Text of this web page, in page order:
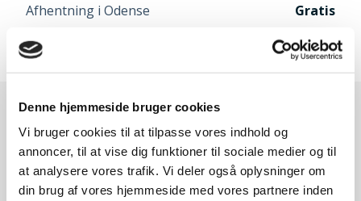
Denne hjemmeside bruger cookies
Vi bruger cookies til at tilpasse vores indhold og
annoncer, til at vise dig funktioner til sociale medier og til
at analysere vores trafik. Vi deler også oplysninger om
din brug af vores hjemmeside med vores partnere inden
Afhentning i Odense
Gratis
Speditør vælges når du går til betaling